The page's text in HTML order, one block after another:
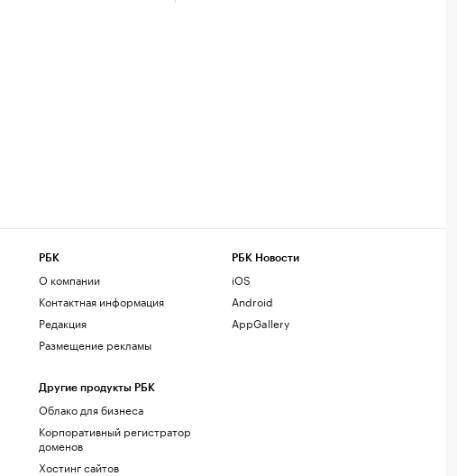
РБК
О компании
Контактная информация
Редакция
Размещение рекламы
Другие продукты РБК
Облако для бизнеса
Корпоративный регистратор
доменов
Хостинг сайтов
РБК Новости
iOS
Android
AppGallery